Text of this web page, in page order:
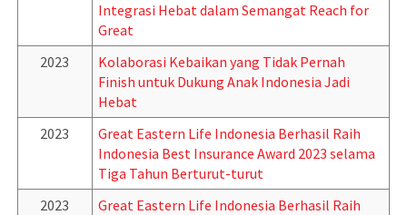
Integrasi Hebat dalam Semangat Reach for
Great
2023
Kolaborasi Kebaikan yang Tidak Pernah
Finish untuk Dukung Anak Indonesia Jadi
Hebat
2023
Great Eastern Life Indonesia Berhasil Raih
Indonesia Best Insurance Award 2023 selama
Tiga Tahun Berturut-turut
2023
Great Eastern Life Indonesia Berhasil Raih